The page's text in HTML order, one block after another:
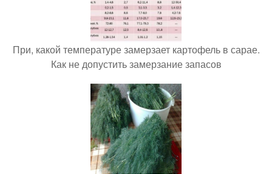
При, какой температуре замерзает картофель в сарае.
Как не допустить замерзание запасов